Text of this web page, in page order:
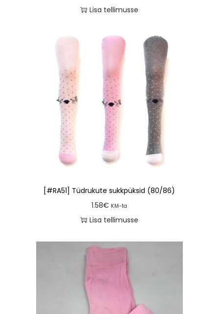
Lisa tellimusse
[#RA51] Tüdrukute sukkpüksid (80/86)
1.58€ KM-ta
Lisa tellimusse